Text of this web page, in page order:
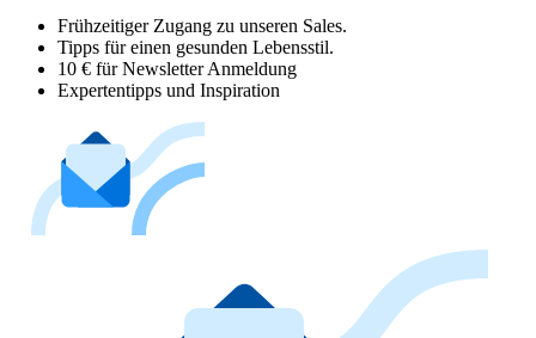
Frühzeitiger Zugang zu unseren Sales.
Tipps für einen gesunden Lebensstil.
10 € für Newsletter Anmeldung
Expertentipps und Inspiration